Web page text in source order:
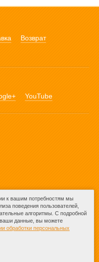
Возврат
YouTube
к вашим потребностям мы
поведения пользователей,
алгоритмы. С подробной
данные, вы можете
обработки персональных